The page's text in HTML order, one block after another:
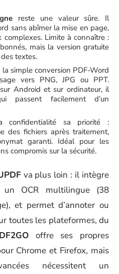
reste une valeur sûre. Il
sans abîmer la mise en page,
Limite à connaître :
mais la version gratuite
textes.
simple conversion PDF-Word
vers PNG, JPG ou PPT.
Android et sur ordinateur, il
passent facilement d’un
sa priorité :
des fichiers après traitement,
garanti. Idéal pour les
compromis sur la sécurité.
va plus loin : il intègre
un OCR multilingue (38
et permet d’annoter ou
toutes les plateformes, du
offre ses propres
Chrome et Firefox, mais
nécessitent un